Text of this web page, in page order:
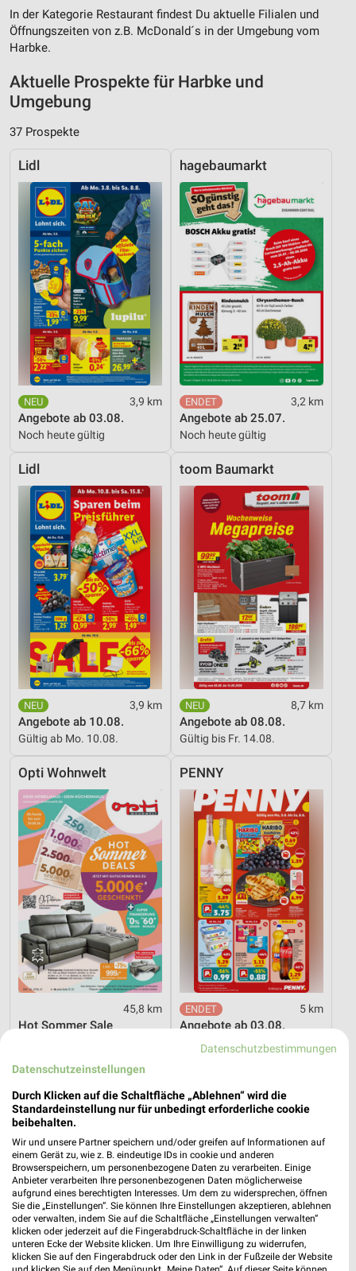
In der Kategorie Restaurant findest Du aktuelle Filialen und
Öffnungszeiten von z.B. McDonald´s in der Umgebung vom
Harbke.
Aktuelle Prospekte für Harbke und
Umgebung
37 Prospekte
Lidl
3,9 km
Angebote ab 03.08.
Noch heute gültig
hagebaumarkt
3,2 km
Angebote ab 25.07.
Noch heute gültig
Lidl
3,9 km
Angebote ab 10.08.
Gültig ab Mo. 10.08.
toom Baumarkt
8,7 km
Angebote ab 08.08.
Gültig bis Fr. 14.08.
Opti Wohnwelt
45,8 km
Hot Sommer Sale
PENNY
5 km
Angebote ab 03.08.
Noch heute gültig
XXXLutz
Datenschutzbestimmungen
Datenschutzeinstellungen
Durch Klicken auf die Schaltfläche „Ablehnen“ wird die
Standardeinstellung nur für unbedingt erforderliche cookie
beibehalten.
Wir und unsere Partner speichern und/oder greifen auf Informationen auf
einem Gerät zu, wie z. B. eindeutige IDs in cookie und anderen
Browserspeichern, um personenbezogene Daten zu verarbeiten. Einige
Anbieter verarbeiten Ihre personenbezogenen Daten möglicherweise
aufgrund eines berechtigten Interesses. Um dem zu widersprechen, öffnen
Sie die „Einstellungen“. Sie können Ihre Einstellungen akzeptieren, ablehnen
oder verwalten, indem Sie auf die Schaltfläche „Einstellungen verwalten“
klicken oder jederzeit auf die Fingerabdruck-Schaltfläche in der linken
unteren Ecke der Website klicken. Um Ihre Einwilligung zu widerrufen,
klicken Sie auf den Fingerabdruck oder den Link in der Fußzeile der Website